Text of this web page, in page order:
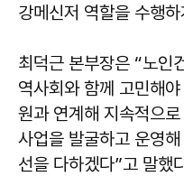
강메신저 역할을 수행
최덕근 본부장은 “노인
역사회와 함께 고민해
원과 연계해 지속적으
사업을 발굴하고 운영
선을 다하겠다”고 말했